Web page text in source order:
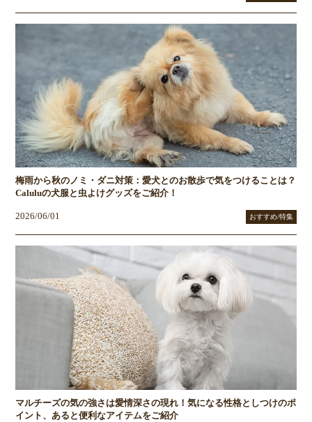
梅雨から秋のノミ・ダニ対策：愛犬とのお散歩で気をつけることは？
Caluluの犬服と虫よけグッズをご紹介！
2026/06/01 おすすめ/特集
マルチーズの気の強さは愛情深さの現れ！気になる性格としつけのポ
イント、あると便利なアイテムをご紹介